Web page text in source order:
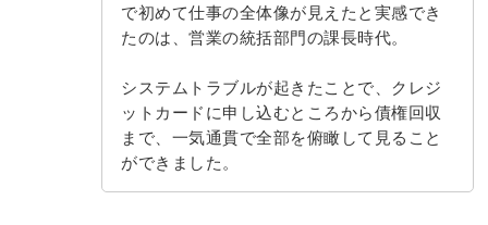
で初めて仕事の全体像が見えたと実感でき
たのは、営業の統括部門の課長時代。
システムトラブルが起きたことで、クレジ
ットカードに申し込むところから債権回収
まで、一気通貫で全部を俯瞰して見ること
ができました。